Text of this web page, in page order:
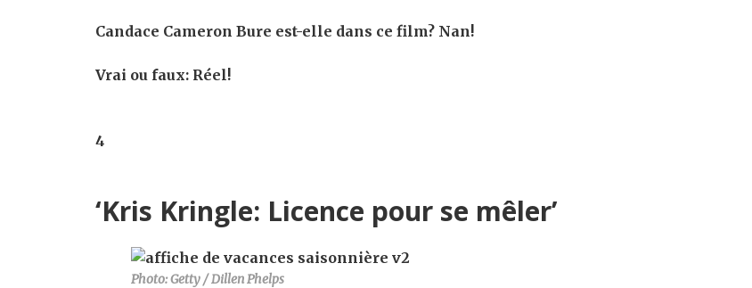
Candace Cameron Bure est-elle dans ce film? Nan!
Vrai ou faux: Réel!
4
‘Kris Kringle: Licence pour se mêler’
Photo: Getty / Dillen Phelps